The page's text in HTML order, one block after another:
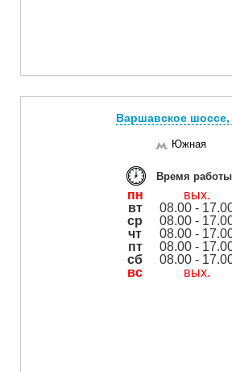
Варшавское шоссе,
Южная
Время
пн
вых.
вт
08.00 -
ср
08.00 -
чт
08.00 -
пт
08.00 -
сб
08.00 -
вс
вых.